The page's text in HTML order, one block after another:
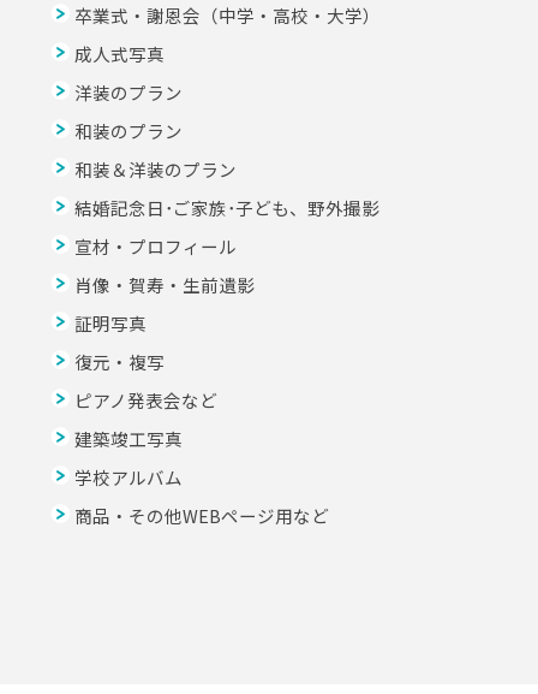
卒業式・謝恩会（中学・高校・大学）
成人式写真
洋装のプラン
和装のプラン
和装＆洋装のプラン
結婚記念日･ご家族･子ども、野外撮影
宣材・プロフィール
肖像・賀寿・生前遺影
証明写真
復元・複写
ピアノ発表会など
建築竣工写真
学校アルバム
商品・その他WEBページ用など